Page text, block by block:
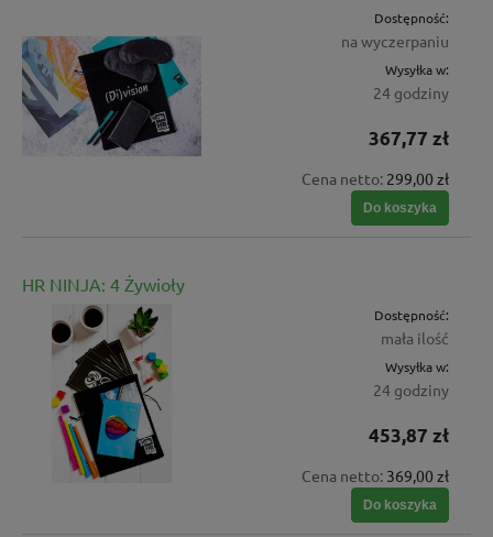
Dostępność:
na wyczerpaniu
Wysyłka w:
24 godziny
367,77 zł
Cena netto: 299,00 zł
Do koszyka
HR NINJA: 4 Żywioły
Dostępność:
mała ilość
Wysyłka w:
24 godziny
453,87 zł
Cena netto: 369,00 zł
Do koszyka